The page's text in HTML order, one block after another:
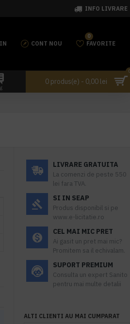
INFO LIVRARE
CONT NOU FAVORITE
0
0 produs(e) - 0,00 lei
LIVRARE GRATUITA
La comenzi de peste 550
lei fara TVA.
SI IN SEAP
Produs disponibil si pe
www.e-licitatie.ro
CEL MAI MIC PRET
Ai gasit un pret mai mic?
Promitem sa il echivalam.
SUPORT PREMIUM
Consulta un expert Sanito
pentru mai multe detalii
ALTI CLIENTI AU MAI CUMPARAT